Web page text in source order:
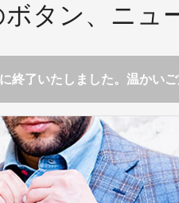
タン、ニュ
終了いたしました。温かい